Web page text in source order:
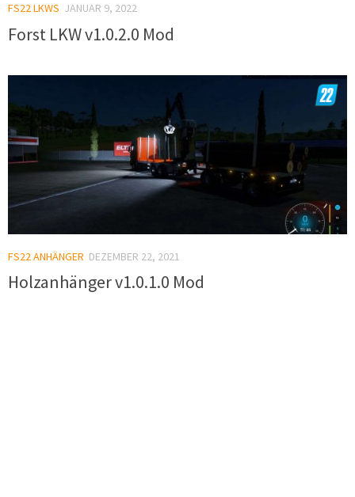
FS22 LKWS JANUAR 9, 2022
Forst LKW v1.0.2.0 Mod
FS22 ANHÄNGER DEZEMBER 22, 2021
Holzanhänger v1.0.1.0 Mod